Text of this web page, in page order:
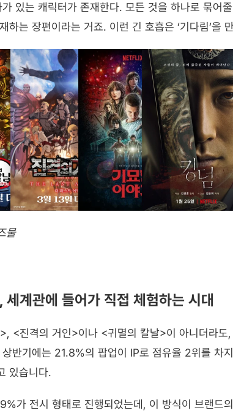
있는 캐릭터가 존재한다. 모든 것을 하나로 묶어
하는 장편이라는 거죠. 이런 긴 호흡은 ‘기다림’을
물
계관에 들어가 직접 체험하는 시대
<진격의 거인>이나 <귀멸의 칼날>이 아니더라도
반기에는 21.8%의 팝업이 IP로 점유율 2위를
있습니다.
가 전시 형태로 진행되었는데, 이 방식이 브랜드